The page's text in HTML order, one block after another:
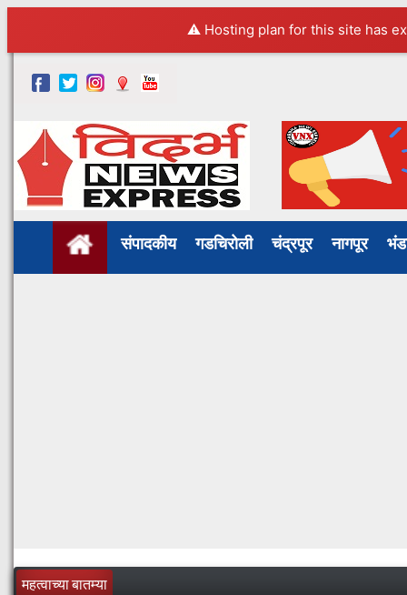
⚠️ Hosting plan for this site has
संपादकीय गडचिरोली चंद्रपूर नागपूर
महत्वाच्या बातम्या